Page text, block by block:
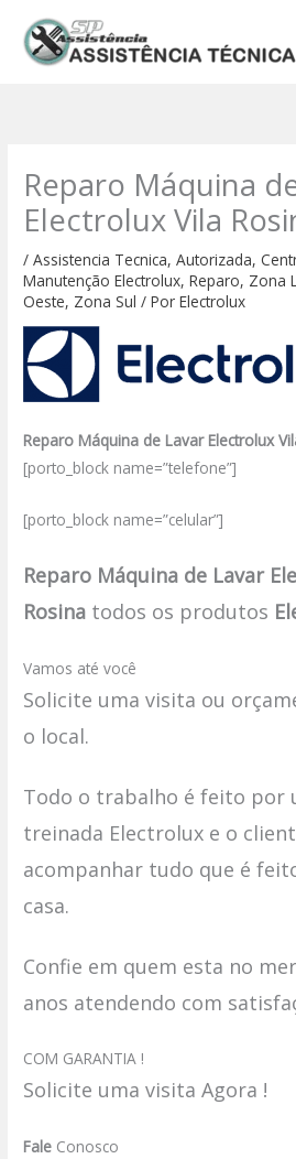
para
Reparo Máquina
Electrolux Vila
/Assistencia Tecnica,Autorizada,
Manutenção Electrolux,Reparo, Zona
Oeste, Zona Sul / PorElectrolux
Reparo Máquina de Lavar Electrolux
[porto_block name=”telefone”]
[porto_block name=”celular”]
Reparo Máquina de Lavar
Rosina todos os produtos
Vamos até você
Solicite uma visita ou
o local.
Todo o trabalho é feito por
treinada Electrolux e o
acompanhar tudo que é
casa.
Confie em quem esta no
anos atendendo com
COM GARANTIA !
Solicite uma visita Agora !
Fale Conosco